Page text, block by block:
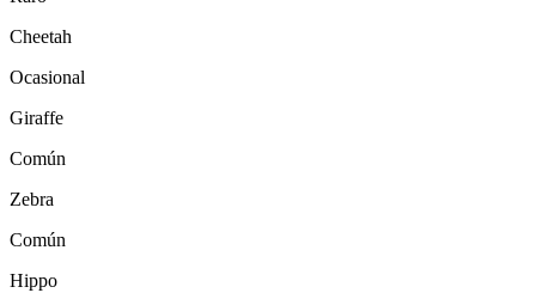
Cheetah
Ocasional
Giraffe
Común
Zebra
Común
Hippo